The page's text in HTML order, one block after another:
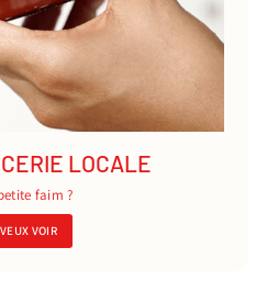
LOCALE
faim ?
VOIR